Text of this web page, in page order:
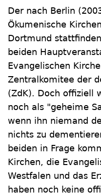
Der nach Berlin
Ökumenische
Dortmund
beiden
Evangelischen
Zentralkomitee der
(ZdK). Doch offiziell
noch als "geheime
wenn ihn niemand
nichts zu
beiden in Frage
Kirchen, die
Westfalen und das
haben noch keine